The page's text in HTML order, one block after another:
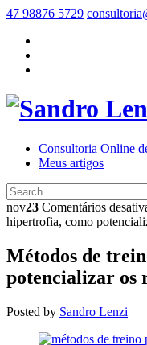
47 98876 5729
Consultoria Online
Meus artigos
nov23 Comentários
hipertrofia, como
Métodos de
potencializar os
Posted by Sandro Lenzi